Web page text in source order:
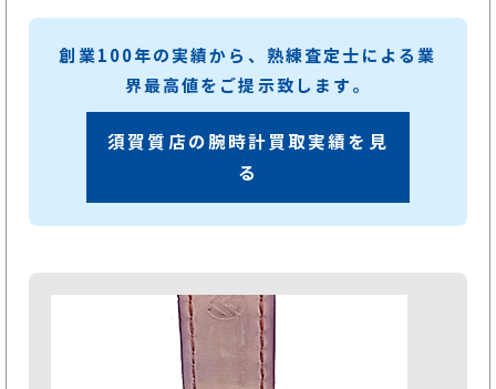
創業100年の実績から、熟練査定士による業
界最高値をご提示致します。
須賀質店の腕時計買取実績を見
る